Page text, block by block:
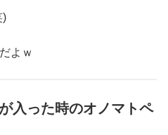
)
よｗ
入った時のオノマトペ